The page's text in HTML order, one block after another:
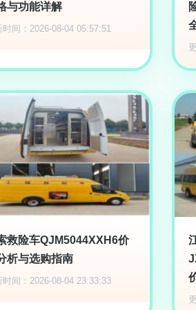
与功能详解
时间：2026-08-04 05:57:51
救险车QJM5044XXH6价
析与选购指南
时间：2026-08-04 23:33:33